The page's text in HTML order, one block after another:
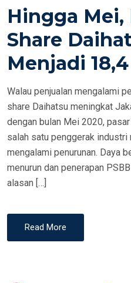
T
D
O
Hingga
Share
Menjadi
Walau penjualan mengalami
share Daihatsu meningkat
dengan bulan Mei 2020,
salah satu penggerak industri
mengalami penurunan. Daya
menurun dan penerapan
alasan […]
Read More